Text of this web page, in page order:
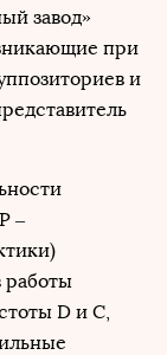
завод»
при
и
–
работы
D и C,